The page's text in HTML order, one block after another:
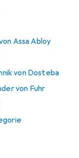
Assa Abloy
von Dosteba
von Fuhr